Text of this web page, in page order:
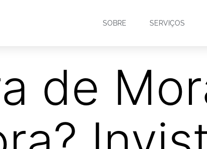
SOBRE SERVIÇOS
de